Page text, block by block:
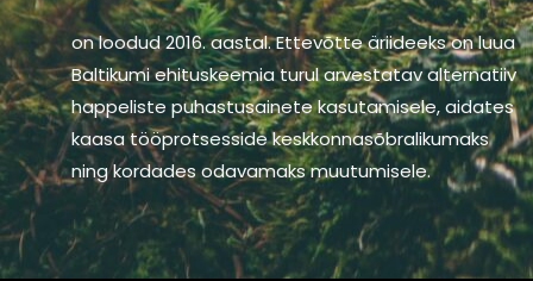
on loodud 2016. aastal. Ettevõtte äriideeks on luua
Baltikumi ehituskeemia turul arvestatav alternatiiv
happeliste puhastusainete kasutamisele, aidates
kaasa tööprotsesside keskkonnasõbralikumaks
ning kordades odavamaks muutumisele.